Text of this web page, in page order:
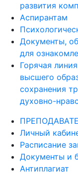
развития
Аспирантам
Документы,
для
Горячая
высшего
сохранения
духовно-
Личный
Расписание
Документы и
Антиплагиат